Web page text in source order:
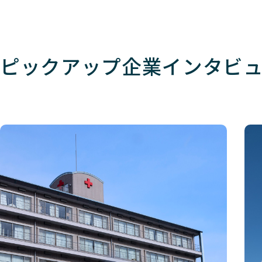
ピックアップ企業インタビ